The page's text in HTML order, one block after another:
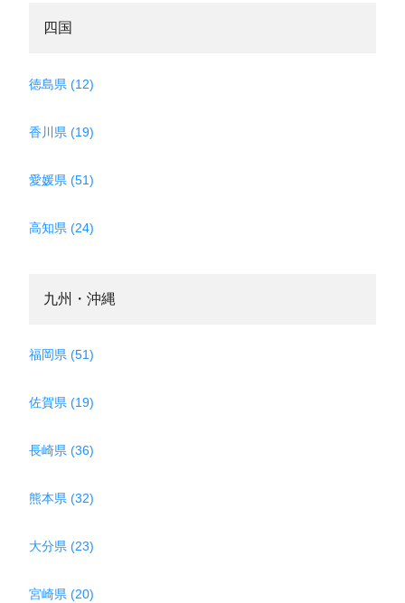
四国
徳島県 (12)
香川県 (19)
愛媛県 (51)
高知県 (24)
九州・沖縄
福岡県 (51)
佐賀県 (19)
長崎県 (36)
熊本県 (32)
大分県 (23)
宮崎県 (20)